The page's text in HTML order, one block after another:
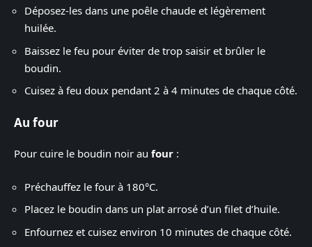
Déposez-les dans une poêle chaude et légèrement
huilée.
Baissez le feu pour éviter de trop saisir et brûler le
boudin.
Cuisez à feu doux pendant 2 à 4 minutes de chaque côté.
Au four
Pour cuire le boudin noir au four :
Préchauffez le four à 180°C.
Placez le boudin dans un plat arrosé d’un filet d’huile.
Enfournez et cuisez environ 10 minutes de chaque côté.